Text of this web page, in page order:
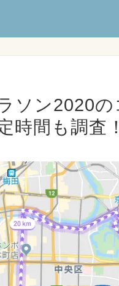
ソン2020
時間も調査！